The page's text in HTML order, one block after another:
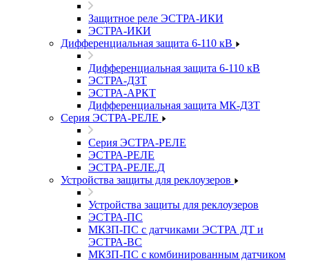
Защитное реле ЭСТРА-ИКИ
ЭСТРА-ИКИ
Дифференциальная защита 6-110 кВ
Дифференциальная защита 6-110 кВ
ЭСТРА-ДЗТ
ЭСТРА-АРКТ
Дифференциальная защита МК-ДЗТ
Серия ЭСТРА-РЕЛЕ
Серия ЭСТРА-РЕЛЕ
ЭСТРА-РЕЛЕ
ЭСТРА-РЕЛЕ.Д
Устройства защиты для реклоузеров
Устройства защиты для реклоузеров
ЭСТРА-ПС
МКЗП-ПС с датчиками ЭСТРА ДТ и
ЭСТРА-ВС
МКЗП-ПС с комбинированным датчиком